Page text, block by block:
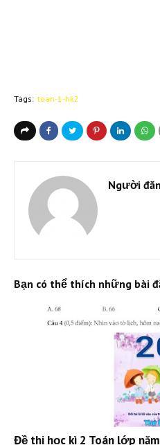
Tags: toan-1-hk2
Người
Bạn có thể thích những bài
Đề thi học kì 2 Toán lớp